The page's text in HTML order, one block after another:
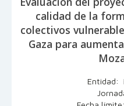
calidad de la
colectivos
Gaza para
Entidad: